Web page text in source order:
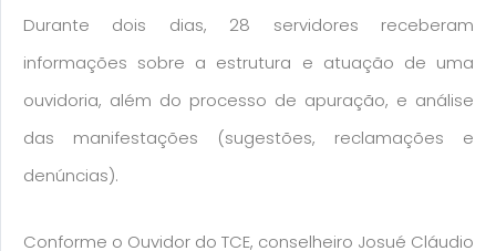
Durante dois dias, 28 servidores receberam
informações sobre a estrutura e atuação de uma
ouvidoria, além do processo de apuração, e análise
das manifestações (sugestões, reclamações e
denúncias).
Conforme o Ouvidor do TCE, conselheiro Josué Cláudio